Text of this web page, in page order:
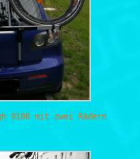
9106 mit zwei Rädern